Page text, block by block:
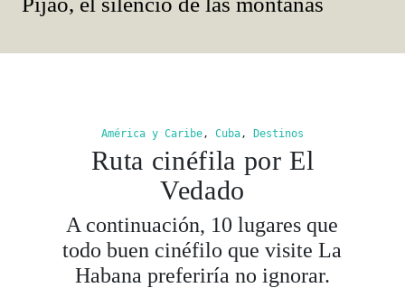
América y Caribe, Cuba, Destinos
Ruta cinéfila por El
Vedado
A continuación, 10 lugares que
todo buen cinéfilo que visite La
Habana preferiría no ignorar.